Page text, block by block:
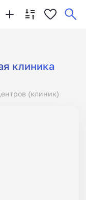
клиника
(клиник)